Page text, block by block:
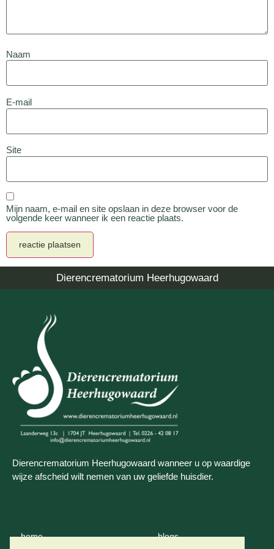
Naam
E-mail
Site
Mijn naam, e-mail en site opslaan in deze browser voor de
volgende keer wanneer ik een reactie plaats.
Dierencrematorium Heerhugowaard
Dierencrematorium Heerhugowaard wanneer u op waardige
wijze afscheid wilt nemen van uw geliefde huisdier.
home blogs